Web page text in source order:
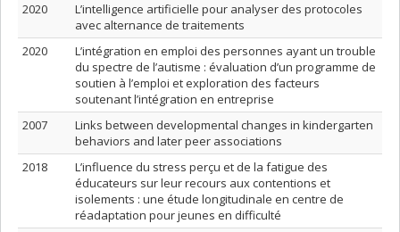
2020
L’intelligence artificielle pour analyser des protocoles
avec alternance de traitements
2020
L’intégration en emploi des personnes ayant un trouble
du spectre de l’autisme : évaluation d’un programme de
soutien à l’emploi et exploration des facteurs
soutenant l’intégration en entreprise
2007
Links between developmental changes in kindergarten
behaviors and later peer associations
2018
L’influence du stress perçu et de la fatigue des
éducateurs sur leur recours aux contentions et
isolements : une étude longitudinale en centre de
réadaptation pour jeunes en difficulté